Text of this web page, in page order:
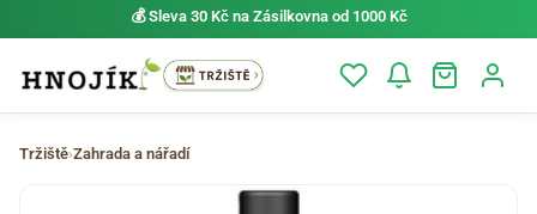
💰 Sleva 30 Kč na Zásilkovna od 1000 Kč
Tržiště›Zahrada a nářadí